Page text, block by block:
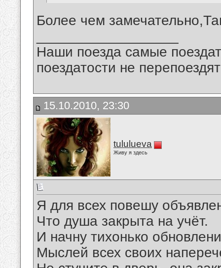
Более чем
Наши поезда самые
поездатости не
15.10.2010, 23:30
tululueva
Живу я здесь
Я для всех повешу
Что душа закрыта на учёт.
И начну тихонько
Мыслей всех своих